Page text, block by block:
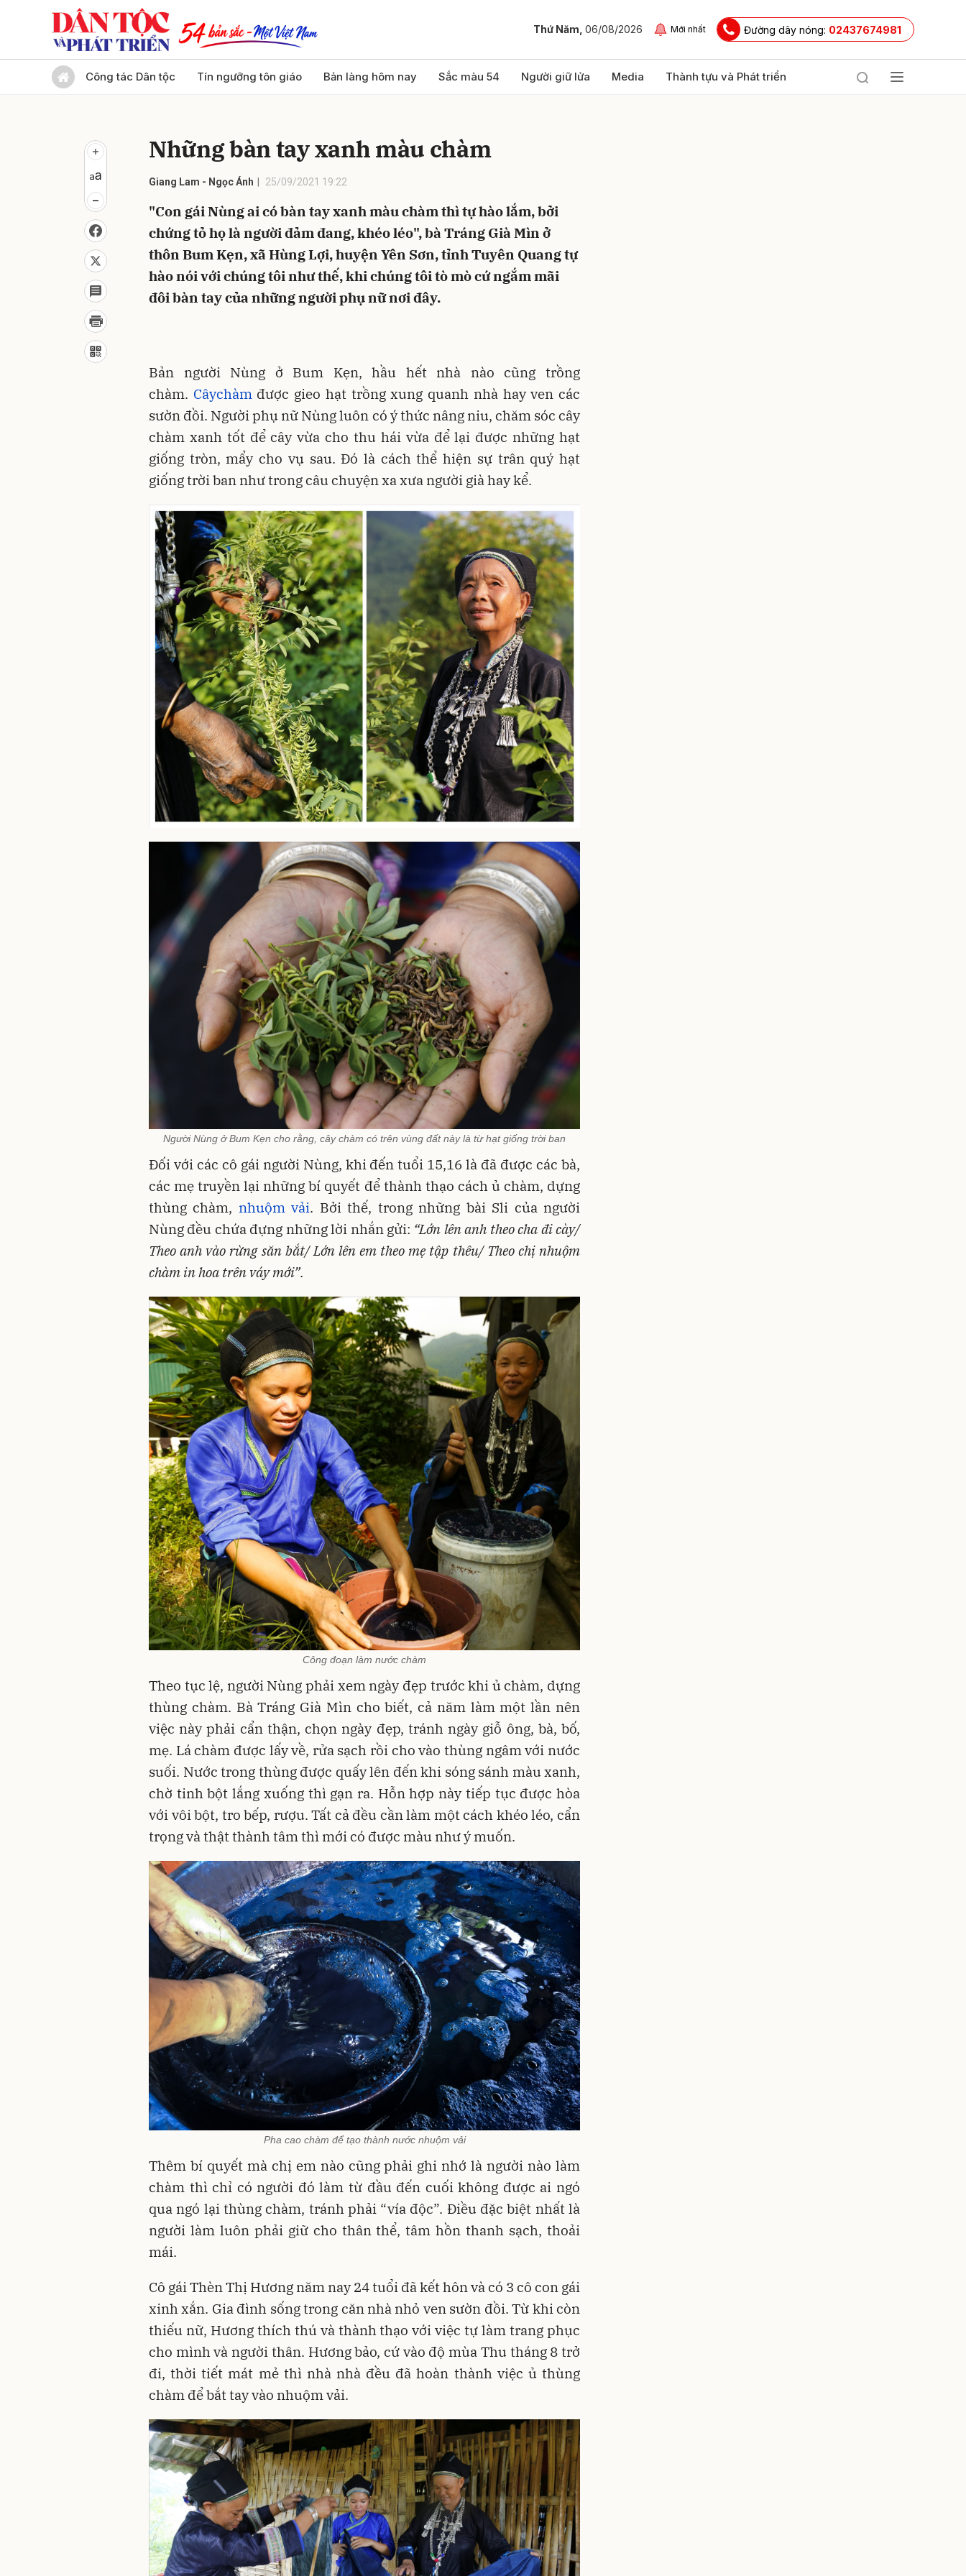
Thứ Năm, 06/08/2026 Mới nhất Đường dây nóng: 02437674981
Công tác Dân tộc Tín ngưỡng tôn giáo Bản làng hôm nay Sắc màu 54 Người giữ lửa Media Thành tựu và Phát triển
Những bàn tay xanh màu chàm
Giang Lam - Ngọc Ánh 25/09/2021 19:22
"Con gái Nùng ai có bàn tay xanh màu chàm thì tự hào lắm, bởi
chứng tỏ họ là người đảm đang, khéo léo", bà Tráng Già Mìn ở
thôn Bum Kẹn, xã Hùng Lợi, huyện Yên Sơn, tỉnh Tuyên Quang tự
hào nói với chúng tôi như thế, khi chúng tôi tò mò cứ ngắm mãi
đôi bàn tay của những người phụ nữ nơi đây.
Bản người Nùng ở Bum Kẹn, hầu hết nhà nào cũng trồng
chàm. Câychàm được gieo hạt trồng xung quanh nhà hay ven các
sườn đồi. Người phụ nữ Nùng luôn có ý thức nâng niu, chăm sóc cây
chàm xanh tốt để cây vừa cho thu hái vừa để lại được những hạt
giống tròn, mẩy cho vụ sau. Đó là cách thể hiện sự trân quý hạt
giống trời ban như trong câu chuyện xa xưa người già hay kể.
Người Nùng ở Bum Kẹn cho rằng, cây chàm có trên vùng đất này là từ hạt giống trời ban
Đối với các cô gái người Nùng, khi đến tuổi 15,16 là đã được các bà,
các mẹ truyền lại những bí quyết để thành thạo cách ủ chàm, dựng
thùng chàm, nhuộm vải. Bởi thế, trong những bài Sli của người
Nùng đều chứa đựng những lời nhắn gửi: “Lớn lên anh theo cha đi cày/
Theo anh vào rừng săn bắt/ Lớn lên em theo mẹ tập thêu/ Theo chị nhuộm
chàm in hoa trên váy mới”.
Công đoạn làm nước chàm
Theo tục lệ, người Nùng phải xem ngày đẹp trước khi ủ chàm, dựng
thùng chàm. Bà Tráng Già Mìn cho biết, cả năm làm một lần nên
việc này phải cẩn thận, chọn ngày đẹp, tránh ngày giỗ ông, bà, bố,
mẹ. Lá chàm được lấy về, rửa sạch rồi cho vào thùng ngâm với nước
suối. Nước trong thùng được quấy lên đến khi sóng sánh màu xanh,
chờ tinh bột lắng xuống thì gạn ra. Hỗn hợp này tiếp tục được hòa
với vôi bột, tro bếp, rượu. Tất cả đều cần làm một cách khéo léo, cẩn
trọng và thật thành tâm thì mới có được màu như ý muốn.
Pha cao chàm để tạo thành nước nhuộm vải
Thêm bí quyết mà chị em nào cũng phải ghi nhớ là người nào làm
chàm thì chỉ có người đó làm từ đầu đến cuối không được ai ngó
qua ngó lại thùng chàm, tránh phải “vía độc”. Điều đặc biệt nhất là
người làm luôn phải giữ cho thân thể, tâm hồn thanh sạch, thoải
mái.
Cô gái Thèn Thị Hương năm nay 24 tuổi đã kết hôn và có 3 cô con gái
xinh xắn. Gia đình sống trong căn nhà nhỏ ven sườn đồi. Từ khi còn
thiếu nữ, Hương thích thú và thành thạo với việc tự làm trang phục
cho mình và người thân. Hương bảo, cứ vào độ mùa Thu tháng 8 trở
đi, thời tiết mát mẻ thì nhà nhà đều đã hoàn thành việc ủ thùng
chàm để bắt tay vào nhuộm vải.
Gửi bình luận